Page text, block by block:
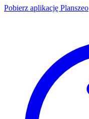
Pobierz aplikację Planszeo